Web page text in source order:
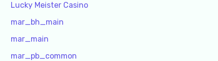
Lucky Meister Casino
mar_bh_main
mar_main
mar_pb_common